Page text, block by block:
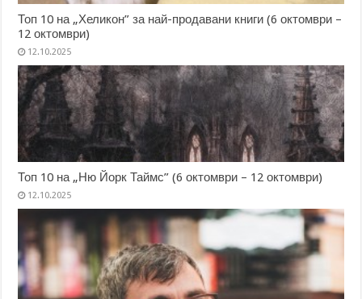
Топ 10 на „Хеликон” за най-продавани книги (6 октомври –
12 октомври)
12.10.2025
Топ 10 на „Ню Йорк Таймс” (6 октомври – 12 октомври)
12.10.2025